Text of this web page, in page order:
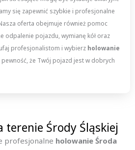
się zapewnić szybkie i profesjonalne
oferta obejmuje również pomoc
odpalenie pojazdu, wymianę kół oraz
profesjonalistom i wybierz holowanie
pewność, że Twój pojazd jest w dobrych
terenie Środy Śląskiej
profesjonalne holowanie Środa